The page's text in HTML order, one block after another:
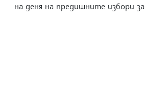
на деня на предишните избори за